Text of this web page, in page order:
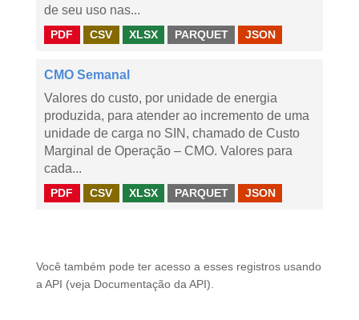
de seu uso nas...
PDF CSV XLSX PARQUET JSON
CMO Semanal
Valores do custo, por unidade de energia
produzida, para atender ao incremento de uma
unidade de carga no SIN, chamado de Custo
Marginal de Operação – CMO. Valores para
cada...
PDF CSV XLSX PARQUET JSON
Você também pode ter acesso a esses registros usando
a API (veja Documentação da API ).